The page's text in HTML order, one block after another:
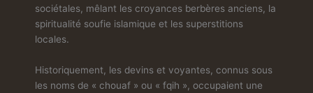
sociétales, mêlant les croyances berbères anciens, la
spiritualité soufie islamique et les superstitions
locales.
Historiquement, les devins et voyantes, connus sous
les noms de « chouaf » ou « fqih », occupaient une